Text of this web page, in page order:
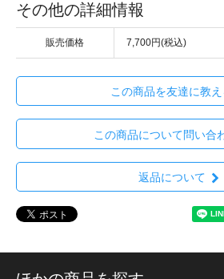
その他の詳細情報
販売価格 7,700円(税込)
この商品を友達に教え
この商品について問い合
返品について